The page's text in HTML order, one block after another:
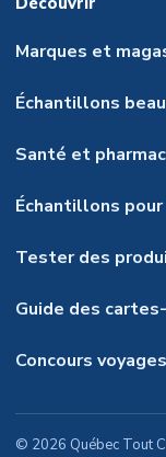
Marques et
Échantillons
Santé et
Échantillons pour
Tester des
Guide des
Concours voyages
© 2026 Québec Tout